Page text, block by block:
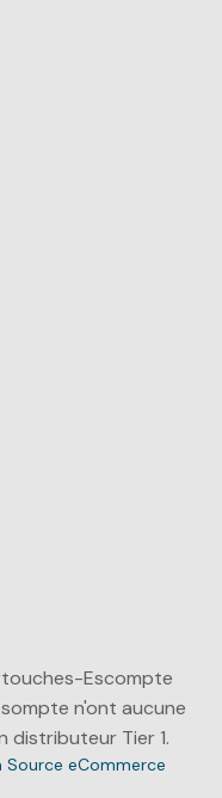
Escompte
n'ont aucune
distributeur Tier 1.
Source eCommerce